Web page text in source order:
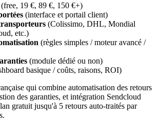
(free, 19 €, 89 €, 150 €+)
(interface et portail client)
(Colissimo, DHL, Mondial
etc.)
(règles simples / moteur avancé /
(module dédié ou non)
basique / coûts, raisons, ROI)
qui combine automatisation des retours
des garanties, et intégration Sendcloud
gratuit jusqu'à 5 retours auto-traités par